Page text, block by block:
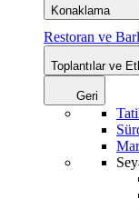
Konaklama
Restoran ve
Toplantılar ve
Geri